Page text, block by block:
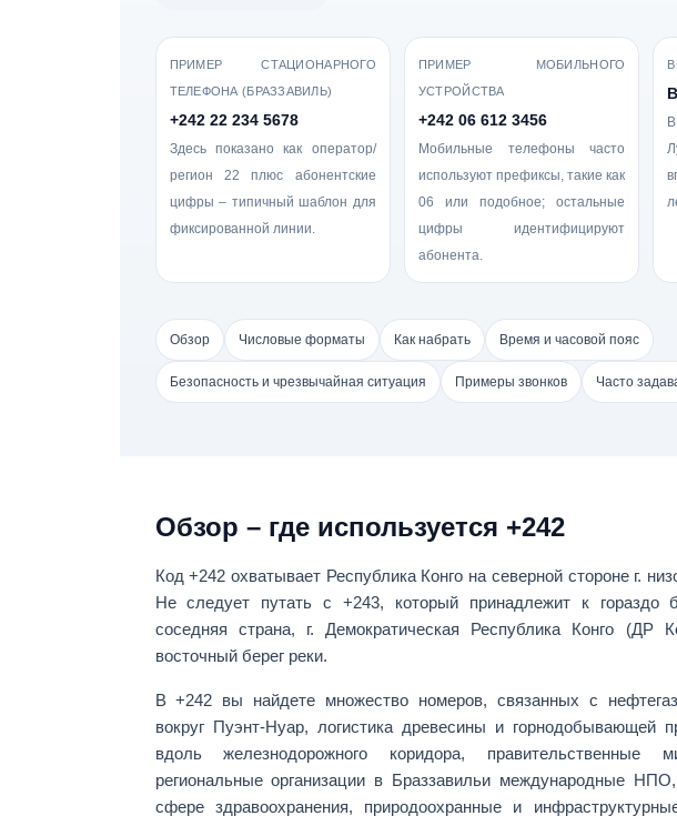
ПРИМЕР СТАЦИОНАРНОГО
ТЕЛЕФОНА (БРАЗЗАВИЛЬ)
+242 22 234 5678
Здесь показано как оператор/
регион 22 плюс абонентские
цифры – типичный шаблон для
фиксированной линии.
ПРИМЕР МОБИЛЬНОГО
УСТРОЙСТВА
+242 06 612 3456
Мобильные телефоны часто
используют префиксы, такие как
06 или подобное; остальные
цифры идентифицируют
абонента.
Обзор Числовые форматы Как набрать Время и часовой пояс
Безопасность и чрезвычайная ситуация Примеры звонков Часто
Обзор – где используется +242
Код+242 охватывает Республика Конго на северной стороне г.
Не следует путать с+243, который принадлежит к гораздо
соседняя страна, г.Демократическая Республика Конго (ДР
восточный берег реки.
В +242 вы найдете множество номеров, связанных с
вокруг Пуэнт-Нуар, логистика древесины и горнодобывающей
вдоль железнодорожного коридора, правительственные
региональные организации в Браззавильи международные
сфере здравоохранения, природоохранные и